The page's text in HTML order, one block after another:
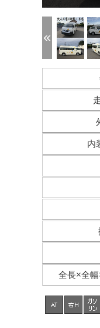
内
全長×全